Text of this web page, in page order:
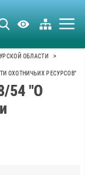
ОБЛАСТИ >
ОХОТНИЧЬИХ РЕСУРСОВ"
54 "О